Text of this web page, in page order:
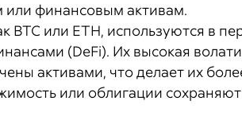
или финансовым активам.
BTC или ETH, используются в
(DeFi). Их высокая
активами, что делает их
или облигации